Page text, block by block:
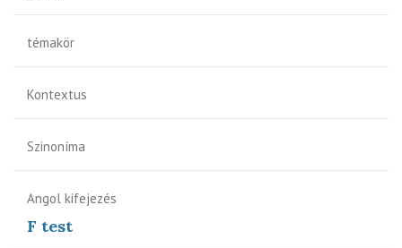
témakör
Kontextus
Szinoníma
Angol kifejezés
F test